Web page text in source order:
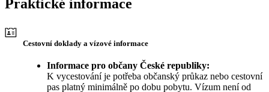
Praktické informace
Cestovní doklady a vízové informace
Informace pro občany České republiky:
K vycestování je potřeba občanský průkaz nebo cestovní
pas platný minimálně po dobu pobytu. Vízum není od